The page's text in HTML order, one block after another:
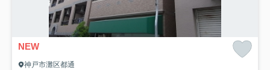
NEW
神戸市灘区都通